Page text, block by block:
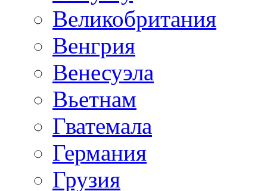
Великобритания
Венгрия
Венесуэла
Вьетнам
Гватемала
Германия
Грузия